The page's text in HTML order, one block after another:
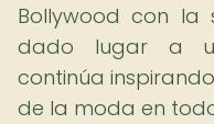
Bollywood con la
dado lugar a
continúa
de la moda en